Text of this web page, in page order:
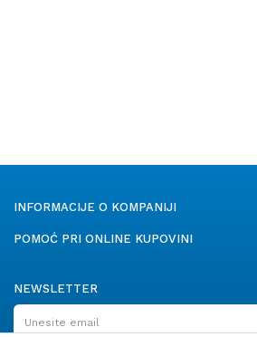
INFORMACIJE O KOMPANIJI
POMOĆ PRI ONLINE KUPOVINI
NEWSLETTER